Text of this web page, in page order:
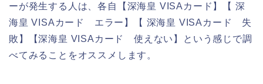
ーが発生する人は、各自【深海皇 VISAカード】【 深
海皇 VISAカード エラー】【 深海皇 VISAカード 失
敗】【深海皇 VISAカード 使えない】という感じで調
べてみることをオススメします。